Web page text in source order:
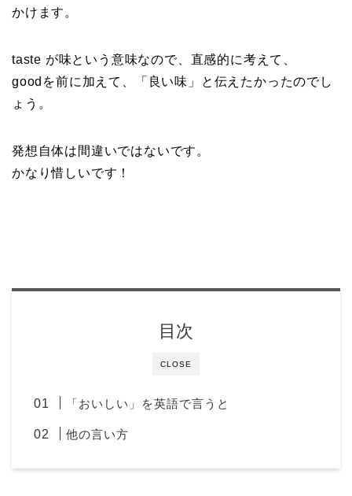
かけます。
taste が味という意味なので、直感的に考えて、
goodを前に加えて、「良い味」と伝えたかったのでし
ょう。
発想自体は間違いではないです。
かなり惜しいです！
CLOSE
目次
「おいしい」を英語で言うと
他の言い方